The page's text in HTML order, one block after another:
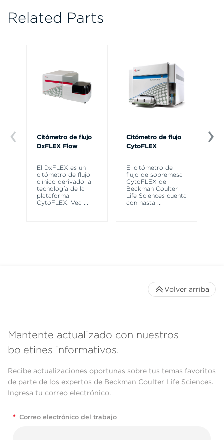
Related Parts
Citómetro de flujo
DxFLEX Flow
El DxFLEX es un
citómetro de flujo
clínico derivado la
tecnología de la
plataforma
CytoFLEX. Vea ...
Citómetro de flujo
CytoFLEX
El citómetro de
flujo de sobremesa
CytoFLEX de
Beckman Coulter
Life Sciences cuenta
con hasta ...
Mantente actualizado con nuestros
boletines informativos.
Recibe actualizaciones oportunas sobre tus temas favoritos
de parte de los expertos de Beckman Coulter Life Sciences.
Ingresa tu correo electrónico.
* Correo electrónico del trabajo
Volver arriba